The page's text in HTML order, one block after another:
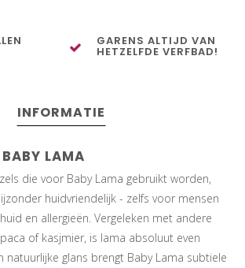
GARENS ALTIJD VAN
HETZELFDE VERFBAD!
INFORMATIE
LAMA
die voor Baby Lama gebruikt worden,
huidvriendelijk - zelfs voor mensen
en allergieën. Vergeleken met andere
of kasjmier, is lama absoluut even
natuurlijke glans brengt Baby Lama subtiele